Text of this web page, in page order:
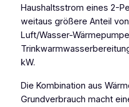
Haushaltsstrom eines 2-
weitaus größere Anteil
Luft/Wasser-
kW.
Die Kombination aus
Grundverbrauch macht